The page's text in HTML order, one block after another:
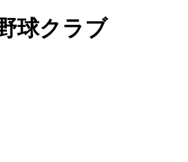
球クラブ